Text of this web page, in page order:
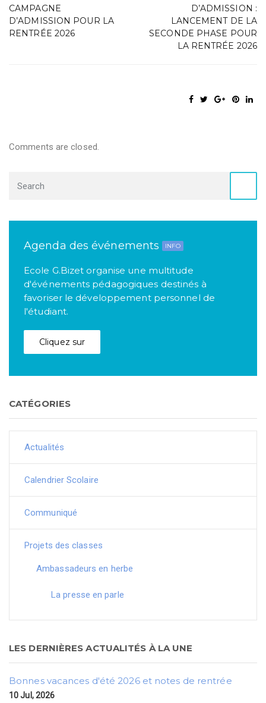
CAMPAGNE
D’ADMISSION POUR LA
RENTRÉE 2026
D’ADMISSION :
LANCEMENT DE LA
SECONDE PHASE POUR
LA RENTRÉE 2026
Comments are closed.
Agenda des événements INFO
Ecole G.Bizet organise une multitude
d'événements pédagogiques destinés à
favoriser le développement personnel de
l'étudiant.
Cliquez sur
CATÉGORIES
Actualités
Calendrier Scolaire
Communiqué
Projets des classes
Ambassadeurs en herbe
La presse en parle
LES DERNIÈRES ACTUALITÉS À LA UNE
Bonnes vacances d'été 2026 et notes de rentrée
10 Jul, 2026